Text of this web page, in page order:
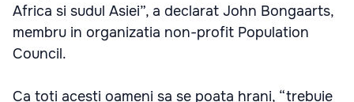
Africa si sudul Asiei”, a declarat John Bongaarts,
membru in organizatia non-profit Population
Council.
Ca toti acesti oameni sa se poata hrani, “trebuie